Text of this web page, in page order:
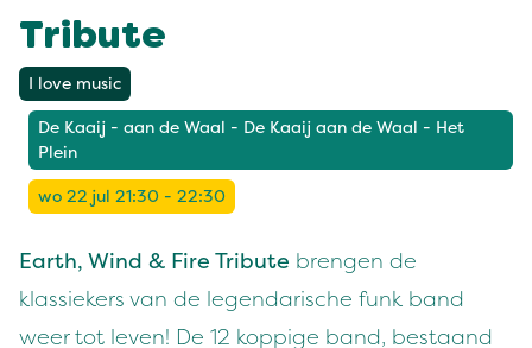
Tribute
I love music
De Kaaij - aan de Waal - De Kaaij aan de Waal - Het
Plein
wo 22 jul 21:30 - 22:30
Earth, Wind & Fire Tribute brengen de
klassiekers van de legendarische funk band
weer tot leven! De 12 koppige band, bestaand